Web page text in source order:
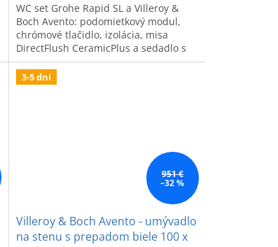
WC set Grohe Rapid SL a Villeroy &
Boch Avento: podomietkový modul,
chrómové tlačidlo, izolácia, misa
DirectFlush CeramicPlus a sedadlo s
pomalým zatváraním.
3-5 dní
951 €
–32 %
Villeroy & Boch Avento - umývadlo
na stenu s prepadom biele 100 x